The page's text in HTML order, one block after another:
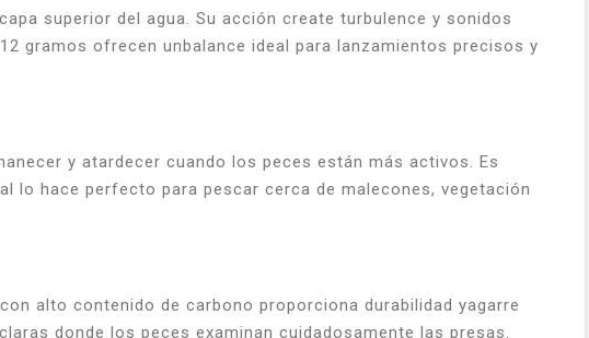
superior del agua. Su acción create turbulence y sonidos
gramos ofrecen unbalance ideal para lanzamientos precisos y
y atardecer cuando los peces están más activos. Es
hace perfecto para pescar cerca de malecones, vegetación
alto contenido de carbono proporciona durabilidad yagarre
donde los peces examinan cuidadosamente las presas.